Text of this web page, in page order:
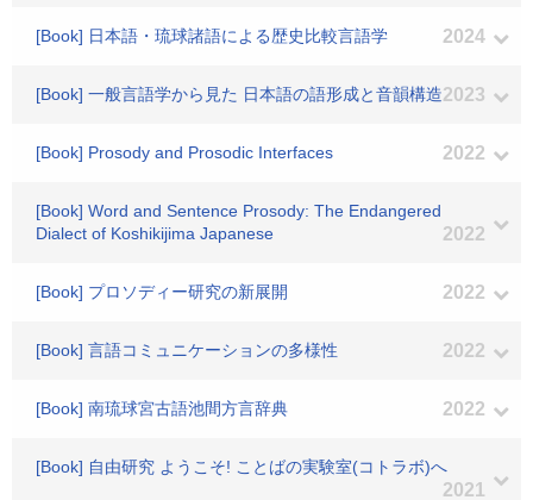
[Book] 日本語・琉球諸語による歴史比較言語学 2024
[Book] 一般言語学から見た 日本語の語形成と音韻構造2023
[Book] Prosody and Prosodic Interfaces 2022
[Book] Word and Sentence Prosody: The Endangered
Dialect of Koshikijima Japanese
2022
[Book] プロソディー研究の新展開 2022
[Book] 言語コミュニケーションの多様性 2022
[Book] 南琉球宮古語池間方言辞典 2022
[Book] 自由研究 ようこそ! ことばの実験室(コトラボ)へ
2021